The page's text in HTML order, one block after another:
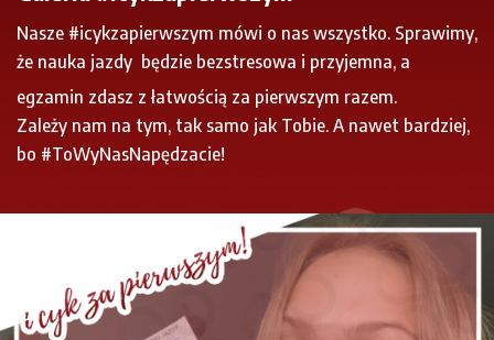
Nasze #icykzapierwszym mówi o nas wszystko. Sprawimy,
że nauka jazdy będzie bezstresowa i przyjemna, a
egzamin zdasz z łatwością za pierwszym razem.
Zależy nam na tym, tak samo jak Tobie. A nawet bardziej,
bo #ToWyNasNapędzacie!